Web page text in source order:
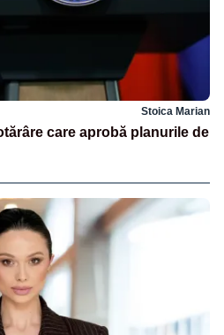
Stoica Marian
care aprobă planurile de